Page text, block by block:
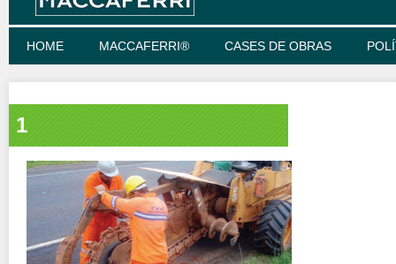
HOME MACCAFERRI® CASES DE OBRAS
1